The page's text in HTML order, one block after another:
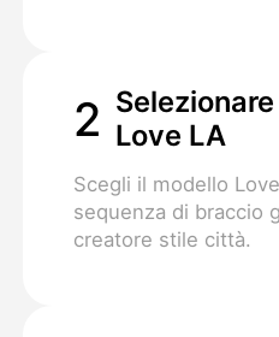
2 Love LA
Scegli il modello
sequenza di braccio
creatore stile città.